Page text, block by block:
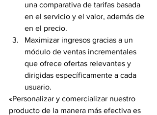
una comparativa de tarifas basada
en el servicio y el valor, además de
en el precio.
Maximizar ingresos gracias a un
módulo de ventas incrementales
que ofrece ofertas relevantes y
dirigidas específicamente a cada
usuario.
«Personalizar y comercializar nuestro
producto de la manera más efectiva es